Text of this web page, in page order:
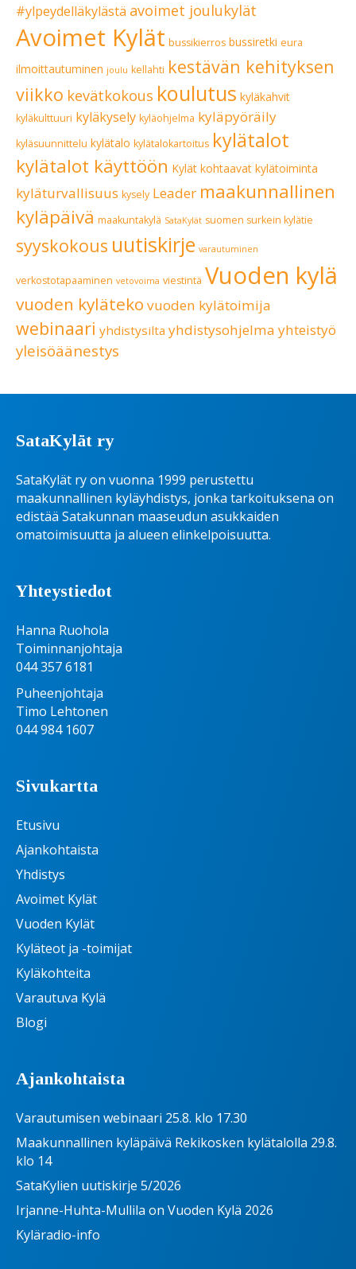
#ylpeydelläkylästä avoimet joulukylät
Avoimet Kylät bussikierros bussiretki eura
ilmoittautuminen joulu kellahti kestävän kehityksen
viikko kevätkokous koulutus kyläkahvit
kyläkulttuuri kyläkysely kyläohjelma kyläpyöräily
kyläsuunnittelu kylätalo kylätalokartoitus kylätalot
kylätalot käyttöön Kylät kohtaavat kylätoiminta
kyläturvallisuus kysely Leader maakunnallinen
kyläpäivä maakuntakylä SataKylät suomen surkein kylätie
syyskokous uutiskirje varautuminen
verkostotapaaminen vetovoima viestintä Vuoden kylä
vuoden kyläteko vuoden kylätoimija
webinaari yhdistysilta yhdistysohjelma yhteistyö
yleisöäänestys
SataKylät ry
SataKylät ry on vuonna 1999 perustettu
maakunnallinen kyläyhdistys, jonka tarkoituksena on
edistää Satakunnan maaseudun asukkaiden
omatoimisuutta ja alueen elinkelpoisuutta.
Yhteystiedot
Hanna Ruohola
Toiminnanjohtaja
044 357 6181
Puheenjohtaja
Timo Lehtonen
044 984 1607
Sivukartta
Etusivu
Ajankohtaista
Yhdistys
Avoimet Kylät
Vuoden Kylät
Kyläteot ja -toimijat
Kyläkohteita
Varautuva Kylä
Blogi
Ajankohtaista
Varautumisen webinaari 25.8. klo 17.30
Maakunnallinen kyläpäivä Rekikosken kylätalolla 29.8.
klo 14
SataKylien uutiskirje 5/2026
Irjanne-Huhta-Mullila on Vuoden Kylä 2026
Kyläradio-info